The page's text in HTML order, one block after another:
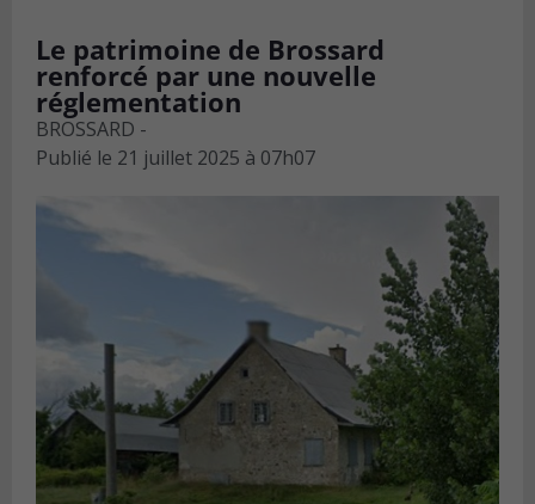
Le patrimoine de Brossard
renforcé par une nouvelle
réglementation
BROSSARD -
Publié le 21 juillet 2025 à 07h07